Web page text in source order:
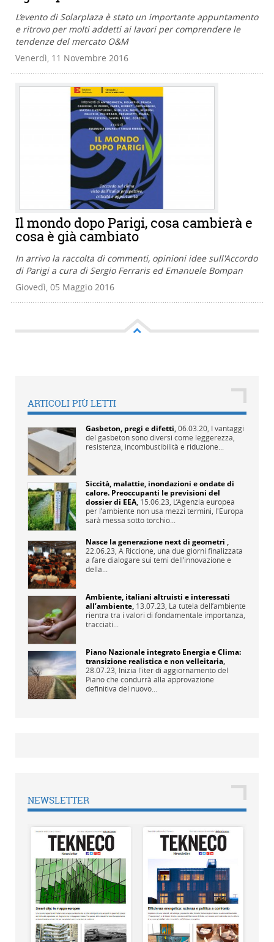
L’evento di Solarplaza è stato un importante appuntamento
e ritrovo per molti addetti ai lavori per comprendere le
tendenze del mercato O&M
Venerdì, 11 Novembre 2016
Il mondo dopo Parigi, cosa cambierà e
cosa è già cambiato
In arrivo la raccolta di commenti, opinioni idee sull'Accordo
di Parigi a cura di Sergio Ferraris ed Emanuele Bompan
Giovedì, 05 Maggio 2016
ARTICOLI PIÙ LETTI
Gasbeton, pregi e difetti,06.03.20, I vantaggi
del gasbeton sono diversi come leggerezza,
resistenza, incombustibilità e riduzione...
Siccità, malattie, inondazioni e ondate di
calore. Preoccupanti le previsioni del
dossier di EEA, 15.06.23, L’Agenzia europea
per l’ambiente non usa mezzi termini, l'Europa
sarà messa sotto torchio...
Nasce la generazione next di geometri ,
22.06.23, A Riccione, una due giorni finalizzata
a fare dialogare sui temi dell’innovazione e
della...
Ambiente, italiani altruisti e interessati
all’ambiente, 13.07.23, La tutela dell’ambiente
rientra tra i valori di fondamentale importanza,
tracciati...
Piano Nazionale integrato Energia e Clima:
transizione realistica e non velleitaria,
28.07.23, Inizia l'iter di aggiornamento del
Piano che condurrà alla approvazione
definitiva del nuovo...
NEWSLETTER